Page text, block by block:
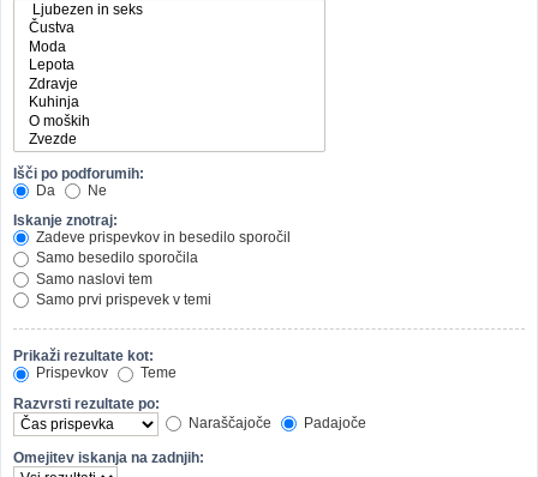
Išči po podforumih:
Da
Ne
Iskanje znotraj:
Zadeve prispevkov in besedilo sporočil
Samo besedilo sporočila
Samo naslovi tem
Samo prvi prispevek v temi
Prikaži rezultate kot:
Prispevkov
Teme
Razvrsti rezultate po:
Naraščajoče
Padajoče
Omejitev iskanja na zadnjih: